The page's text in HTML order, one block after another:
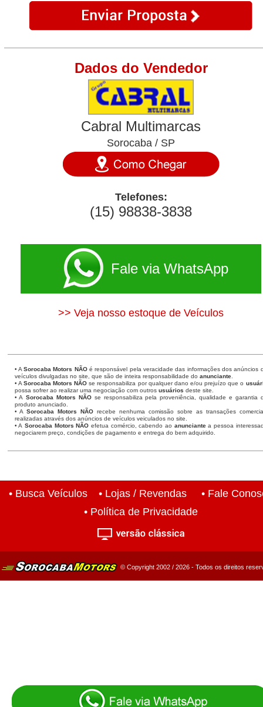
Dados do Vendedor
Cabral Multimarcas
Sorocaba / SP
Telefones:
(15) 98838-3838
Fale via WhatsApp
>> Veja nosso estoque de Veículos
• ASorocaba Motors NÃOé responsável pela veracidade das informações dos anúncios
veículos divulgadas no site, que são de inteira responsabilidade do anunciante.
• A Sorocaba Motors NÃO se responsabiliza por qualquer dano e/ou prejuízo que o
possa sofrer ao realizar uma negociação com outros usuários deste site.
• A Sorocaba Motors NÃOse responsabiliza pela proveniência, qualidade e garantia
produto anunciado.
• ASorocaba Motors NÃO recebe nenhuma comissão sobre as transações
realizadas através dos anúncios de veículos veiculados no site.
• A Sorocaba Motors NÃO efetua comércio, cabendo ao anunciantea pessoa
negociarem preço, condições de pagamento e entrega do bem adquirido.